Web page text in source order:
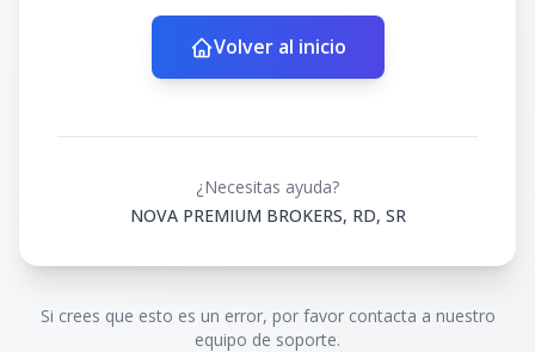
Volver al inicio
¿Necesitas ayuda?
NOVA PREMIUM BROKERS, RD, SR
Si crees que esto es un error, por favor contacta a nuestro
equipo de soporte.